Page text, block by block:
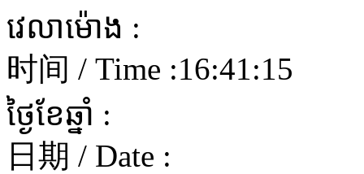
វេលាម៉ោង :
时间 / Time :16:41:15
ថ្ងៃខែឆ្នាំ :
日期 / Date :